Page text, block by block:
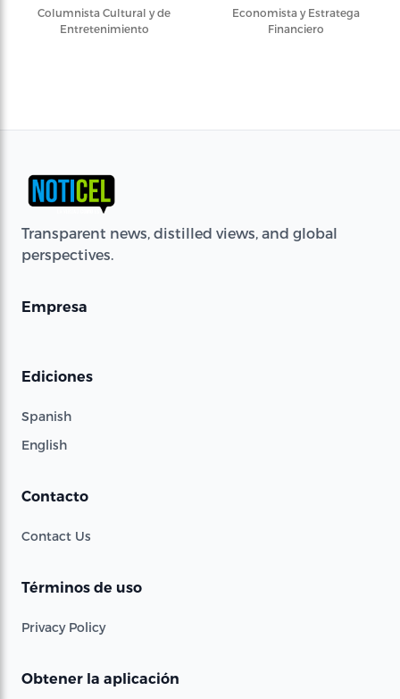
Columnista Cultural y de
Entretenimiento
Economista y Estratega
Financiero
Transparent news, distilled views, and global
perspectives.
Empresa
Ediciones
Spanish
English
Contacto
Contact Us
Términos de uso
Privacy Policy
Obtener la aplicación